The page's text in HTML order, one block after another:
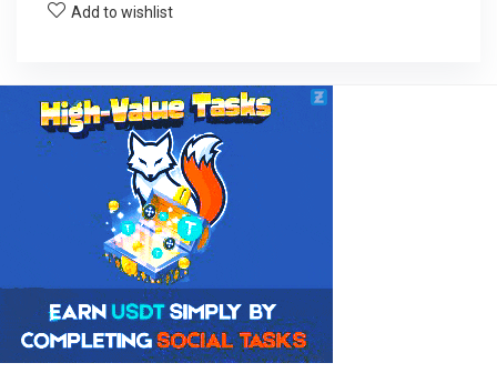
Add to wishlist